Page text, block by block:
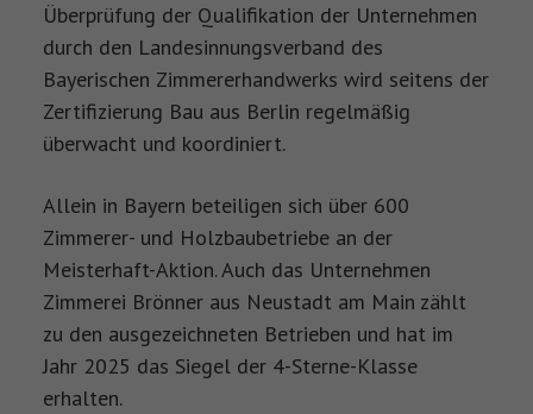
Überprüfung der Qualifikation der Unternehmen
durch den Landesinnungsverband des
Bayerischen Zimmererhandwerks wird seitens der
Zertifizierung Bau aus Berlin regelmäßig
überwacht und koordiniert.
Allein in Bayern beteiligen sich über 600
Zimmerer- und Holzbaubetriebe an der
Meisterhaft-Aktion. Auch das Unternehmen
Zimmerei Brönner aus Neustadt am Main zählt
zu den ausgezeichneten Betrieben und hat im
Jahr 2025 das Siegel der 4-Sterne-Klasse
erhalten.